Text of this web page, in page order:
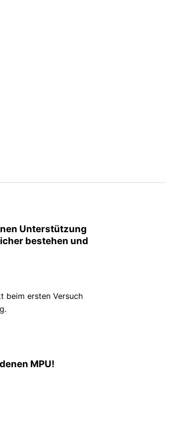
Unterstützung
bestehen und
beim ersten Versuch
MPU!